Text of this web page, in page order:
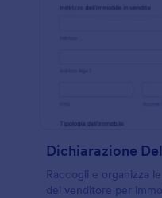
Dichiarazione
Raccogli e organizza
del venditore per